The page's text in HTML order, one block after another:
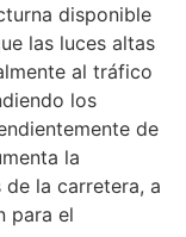
disponible
las luces altas
al tráfico
los
de
la
la carretera, a
para el